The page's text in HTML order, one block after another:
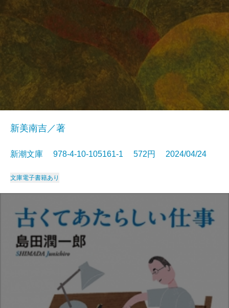
新美南吉／著
新潮文庫 978-4-10-105161-1 572円 2024/04/24
文庫電子書籍あり